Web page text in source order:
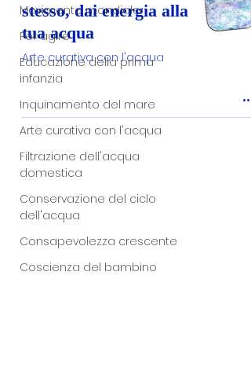
Movimento mondiale
Per agire
Educazione della prima
infanzia
Inquinamento del mare
Arte curativa con l'acqua
Filtrazione dell'acqua
domestica
Conservazione del ciclo
dell'acqua
Consapevolezza crescente
Coscienza del bambino
stesso, dai energia alla
tua acqua
Arte curativa con l'acqua